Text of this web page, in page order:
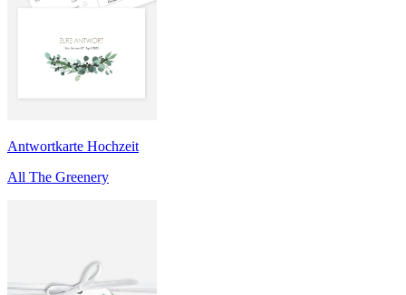
Antwortkarte Hochzeit
All The Greenery